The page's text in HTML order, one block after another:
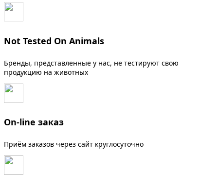
Not Tested On Animals
Бренды, представленные у нас, не тестируют свою
продукцию на животных
On-line заказ
Приём заказов через сайт круглосуточно